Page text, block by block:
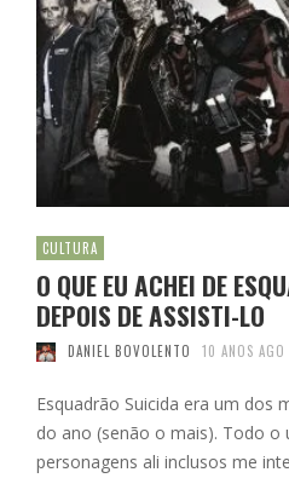
CULTURA
O QUE EU ACHEI DE
DEPOIS DE ASSISTI-LO
DANIEL BOVOLENTO 10 ANOS AGO
Esquadrão Suicida era um dos
do ano (senão o mais). Todo o
personagens ali inclusos me